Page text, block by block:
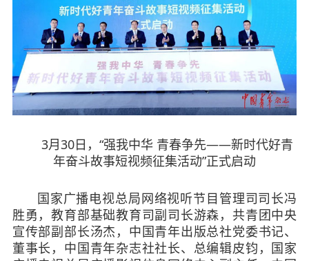
3月30日，“强我中华 青春争先——新时代好青
年奋斗故事短视频征集活动”正式启动
国家广播电视总局网络视听节目管理司司长冯
胜勇，教育部基础教育司副司长游森，共青团中央
宣传部副部长汤杰，中国青年出版总社党委书记、
董事长，中国青年杂志社社长、总编辑皮钧，国家